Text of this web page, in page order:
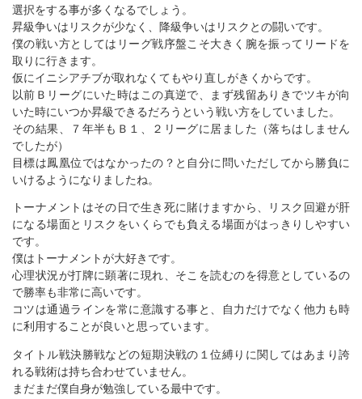
選択をする事が多くなるでしょう。
昇級争いはリスクが少なく、降級争いはリスクとの闘いです。
僕の戦い方としてはリーグ戦序盤こそ大きく腕を振ってリードを
取りに行きます。
仮にイニシアチブが取れなくてもやり直しがきくからです。
以前Ｂリーグにいた時はこの真逆で、まず残留ありきでツキが向
いた時にいつか昇級できるだろうという戦い方をしていました。
その結果、７年半もＢ１、２リーグに居ました（落ちはしません
でしたが）
目標は鳳凰位ではなかったの？と自分に問いただしてから勝負に
いけるようになりましたね。
トーナメントはその日で生き死に賭けますから、リスク回避が肝
になる場面とリスクをいくらでも負える場面がはっきりしやすい
です。
僕はトーナメントが大好きです。
心理状況が打牌に顕著に現れ、そこを読むのを得意としているの
で勝率も非常に高いです。
コツは通過ラインを常に意識する事と、自力だけでなく他力も時
に利用することが良いと思っています。
タイトル戦決勝戦などの短期決戦の１位縛りに関してはあまり誇
れる戦術は持ち合わせていません。
まだまだ僕自身が勉強している最中です。